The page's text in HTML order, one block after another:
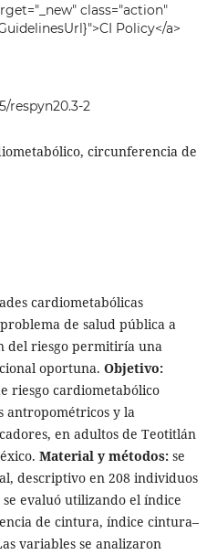
class="action"
Policy</a>
respyn20.3-2
circunferencia de
cardiometabólicas
de salud pública a
del riesgo permitiría una
oportuna. Objetivo:
riesgo cardiometabólico
antropométricos y la
en adultos de Teotitlán
Material y métodos:se
descriptivo en 208 individuos
se evaluó utilizando el índice
de cintura, índice cintura–
variables se analizaron